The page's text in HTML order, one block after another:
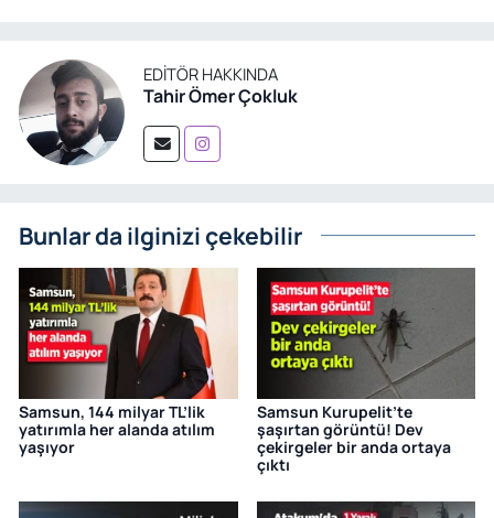
EDITÖR HAKKINDA
Tahir Ömer Çokluk
Bunlar da ilginizi çekebilir
Samsun, 144 milyar TL’lik
yatırımla her alanda atılım
yaşıyor
Samsun Kurupelit’te
şaşırtan görüntü! Dev
çekirgeler bir anda ortaya
çıktı